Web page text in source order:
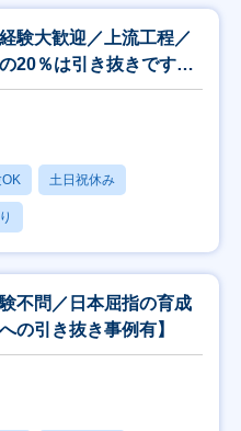
験大歓迎／上流工程／
20％は引き抜きです！
土日祝休み
不問／日本屈指の育成
の引き抜き事例有】